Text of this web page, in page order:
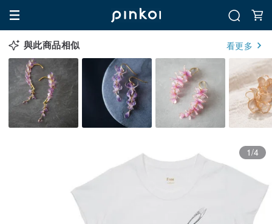
與此商品相似 看更多
1/4